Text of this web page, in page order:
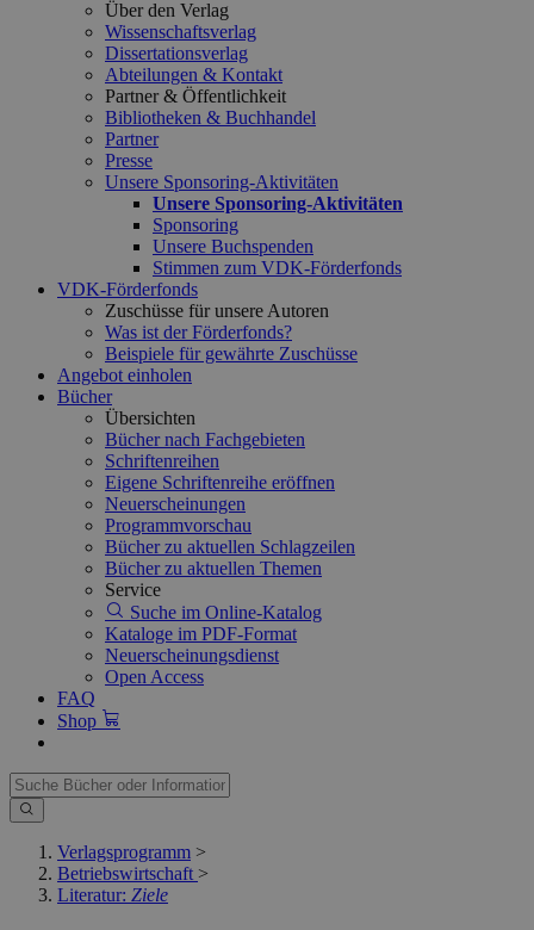
Über den Verlag
Wissenschaftsverlag
Dissertationsverlag
Abteilungen & Kontakt
Partner & Öffentlichkeit
Bibliotheken & Buchhandel
Partner
Presse
Unsere Sponsoring-Aktivitäten
Unsere Sponsoring-Aktivitäten
Sponsoring
Unsere Buchspenden
Stimmen zum VDK-Förderfonds
VDK-Förderfonds
Zuschüsse für unsere Autoren
Was ist der Förderfonds?
Beispiele für gewährte Zuschüsse
Angebot einholen
Bücher
Übersichten
Bücher nach Fachgebieten
Schriftenreihen
Eigene Schriftenreihe eröffnen
Neuerscheinungen
Programmvorschau
Bücher zu aktuellen Schlagzeilen
Bücher zu aktuellen Themen
Service
Suche im Online-Katalog
Kataloge im PDF-Format
Neuerscheinungsdienst
Open Access
FAQ
Shop
Verlagsprogramm >
Betriebswirtschaft >
Literatur: Ziele